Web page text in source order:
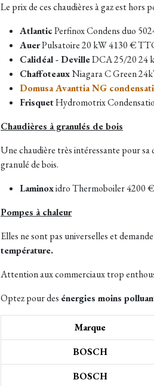
Le prix de ces chaudières à gaz est hors
AtlanticPerfinox Condens duo
AuerPulsatoire 20 kW 4130 €
Calidéal - DevilleDCA 25/20 24
ChaffoteauxNiagara C Green
Domusa Avanttia NG
FrisquetHydromotrix
Chaudières à granulés de bois
Une chaudière très intéressante pour
granulé de bois.
Laminoxidro Thermoboiler 4200
Pompes à chaleur
Elles ne sont pas universelles et
température.
Attention aux commerciaux trop
Optez pour des énergies moins
Marque
BOSCH
BOSCH